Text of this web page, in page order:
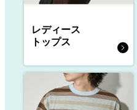
レディース
トップス